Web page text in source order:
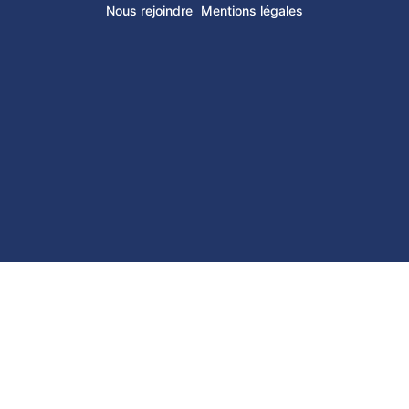
Nous rejoindre Mentions légales